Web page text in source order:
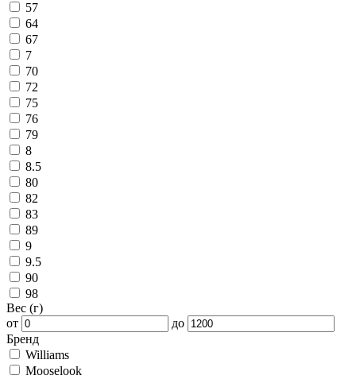
57
64
67
7
70
72
75
76
79
8
8.5
80
82
83
89
9
9.5
90
98
Вес (г)
от
до
Бренд
Williams
Mooselook